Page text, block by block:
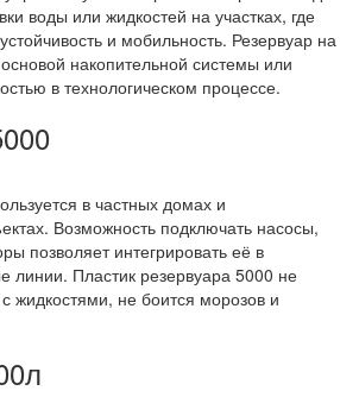
воды или жидкостей на участках, где
и мобильность. Резервуар на
накопительной системы или
в технологическом процессе.
в частных домах и
Возможность подключать насосы,
позволяет интегрировать её в
линии. Пластик резервуара 5000 не
жидкостями, не боится морозов и